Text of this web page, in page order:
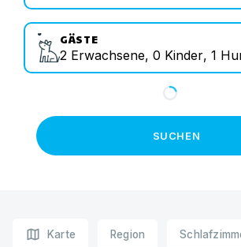
GÄSTE
2 Erwachsene, 0 Kinder, 1
SUCHEN
map Karte Region